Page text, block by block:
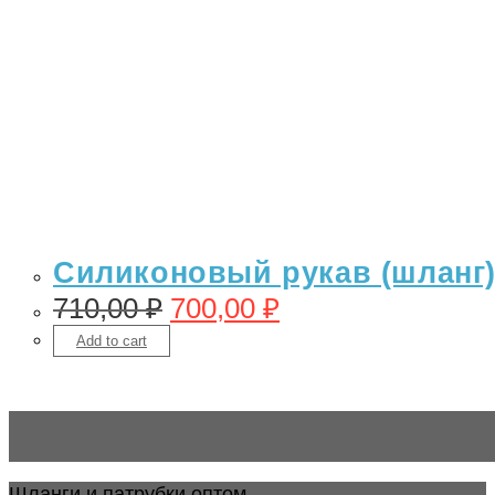
Силиконовый рукав
710,00₽ 700,00 ₽
Add to cart